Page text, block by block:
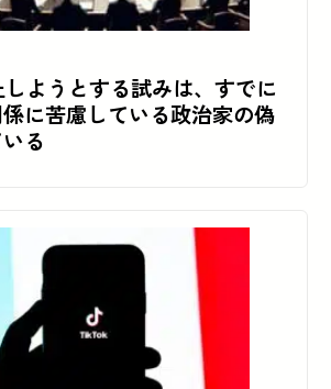
ようとする試みは、すでに
に苦慮している政治家の偽
る